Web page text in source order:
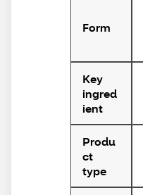
Form
Key
ingred
ient
Produ
ct
type